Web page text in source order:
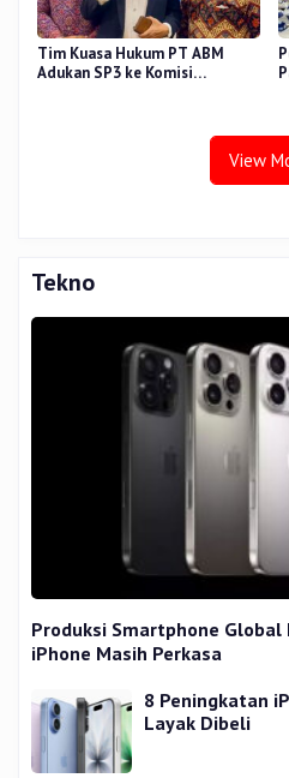
Tim Kuasa Hukum PT ABM
Adukan SP3 ke Komisi
View
Tekno
Produksi Smartphone
iPhone Masih Perkasa
8 Peningkatan
Layak Dibeli